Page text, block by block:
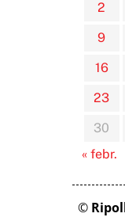
2
9
16
23
30
« febr.
©